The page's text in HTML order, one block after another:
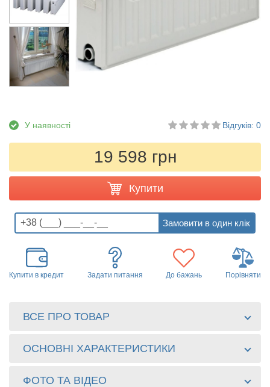
У наявності Відгуків: 0
19 598 грн
Купити
Купити в кредит Задати питання До бажань Порівняти
ВСЕ ПРО ТОВАР
ОСНОВНІ ХАРАКТЕРИСТИКИ
ФОТО ТА ВІДЕО